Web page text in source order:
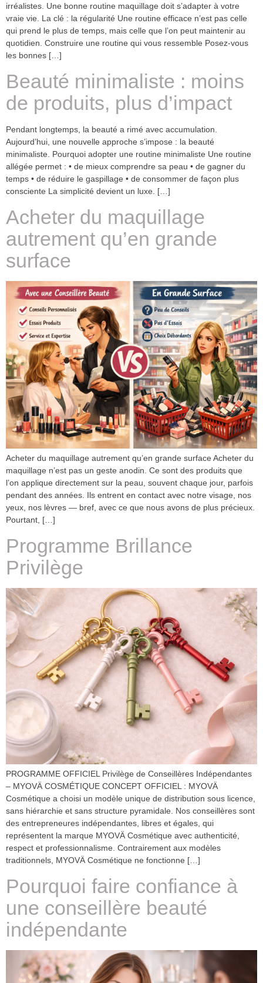
irréalistes. Une bonne routine maquillage doit s’adapter à votre
vraie vie. La clé : la régularité Une routine efficace n’est pas celle
qui prend le plus de temps, mais celle que l’on peut maintenir au
quotidien. Construire une routine qui vous ressemble Posez-vous
les bonnes […]
Beauté minimaliste : moins
de produits, plus d’impact
Pendant longtemps, la beauté a rimé avec accumulation.
Aujourd’hui, une nouvelle approche s’impose : la beauté
minimaliste. Pourquoi adopter une routine minimaliste Une routine
allégée permet : • de mieux comprendre sa peau • de gagner du
temps • de réduire le gaspillage • de consommer de façon plus
consciente La simplicité devient un luxe. […]
Acheter du maquillage
autrement qu’en grande
surface
Acheter du maquillage autrement qu’en grande surface Acheter du
maquillage n’est pas un geste anodin. Ce sont des produits que
l’on applique directement sur la peau, souvent chaque jour, parfois
pendant des années. Ils entrent en contact avec notre visage, nos
yeux, nos lèvres — bref, avec ce que nous avons de plus précieux.
Pourtant, […]
Programme Brillance
Privilège
PROGRAMME OFFICIEL Privilège de Conseillères Indépendantes
– MYOVÄ COSMÉTIQUE CONCEPT OFFICIEL : MYOVÄ
Cosmétique a choisi un modèle unique de distribution sous licence,
sans hiérarchie et sans structure pyramidale. Nos conseillères sont
des entrepreneures indépendantes, libres et égales, qui
représentent la marque MYOVÄ Cosmétique avec authenticité,
respect et professionnalisme. Contrairement aux modèles
traditionnels, MYOVÄ Cosmétique ne fonctionne […]
Pourquoi faire confiance à
une conseillère beauté
indépendante